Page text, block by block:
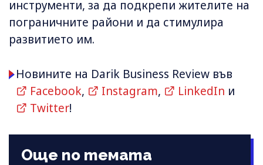
инструменти, за да подкрепи жителите на
пограничните райони и да стимулира
развитието им.
Новините на Darik Business Review във
Facebook, Instagram, LinkedIn и
Twitter!
Още по темата